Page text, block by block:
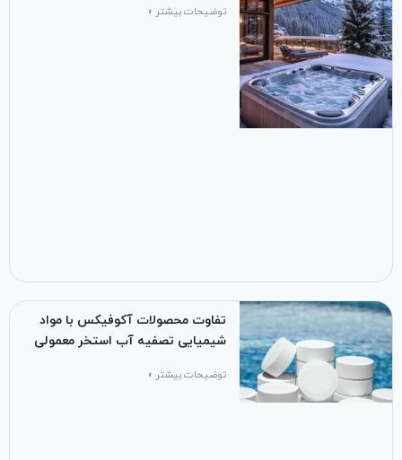
توضیحات بیشتر »
تفاوت محصولات آکوفیکس با مواد
شیمیایی تصفیه آب استخر معمولی
توضیحات بیشتر »